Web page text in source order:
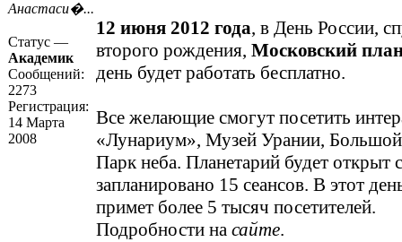
Анастаси�...
Статус —
Академик
Сообщений:
2273
Регистрация:
14 Марта
2008
12 июня 2012 года, в День России,
второго рождения, Московский
день будет работать бесплатно.
Все желающие смогут посетить
«Лунариум», Музей Урании, Большой
Парк неба. Планетарий будет открыт
запланировано 15 сеансов. В этот
примет более 5 тысяч посетителей.
Подробности на сайте.